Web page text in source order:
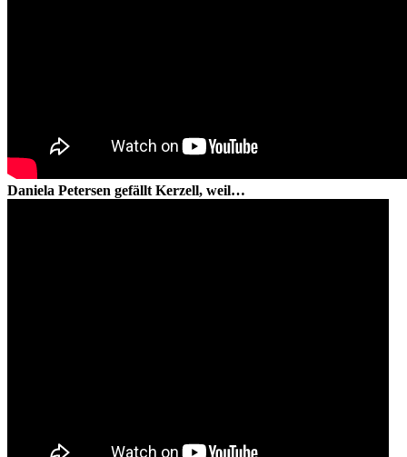
Daniela Petersen gefällt Kerzell, weil…